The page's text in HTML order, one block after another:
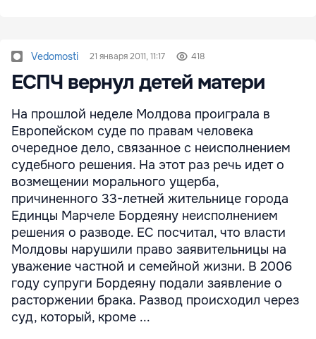
Vedomosti 21 января 2011, 11:17 418
ЕСПЧ вернул детей матери
На прошлой неделе Молдова проиграла в
Европейском суде по правам человека
очередное дело, связанное с неисполнением
судебного решения. На этот раз речь идет о
возмещении морального ущерба,
причиненного 33-летней жительнице города
Единцы Марчеле Бордеяну неисполнением
решения о разводе. ЕС посчитал, что власти
Молдовы нарушили право заявительницы на
уважение частной и семейной жизни. В 2006
году супруги Бордеяну подали заявление о
расторжении брака. Развод происходил через
суд, который, кроме ...